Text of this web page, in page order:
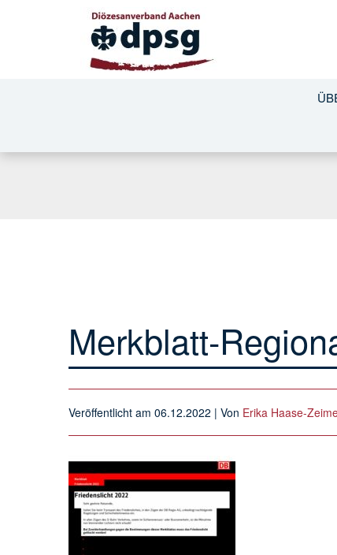
Merkblatt-
Veröffentlicht am 06.12.2022 | Von Erika Haase-